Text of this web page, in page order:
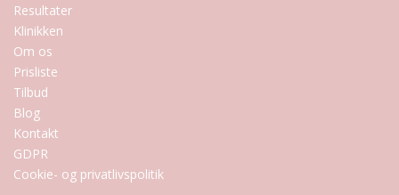
Resultater
Klinikken
Om os
Prisliste
Tilbud
Blog
Kontakt
GDPR
Cookie- og privatlivspolitik